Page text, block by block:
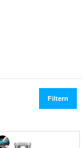
Filtern